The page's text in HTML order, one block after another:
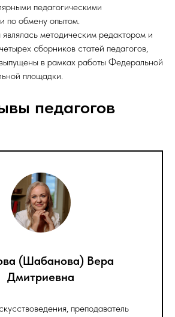
педагогическими
по обмену опытом.
являлась методическим редактором и
сборников статей педагогов,
в рамках работы Федеральной
площадки.
педагогов
(Шабанова) Вера
Дмитриевна
преподаватель